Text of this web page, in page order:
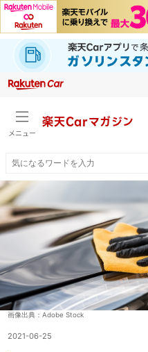
メニュー
楽天Carマガジン
画像出典：Adobe Stock
2021-06-25